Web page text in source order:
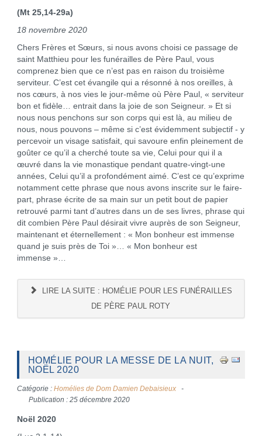
(Mt 25,14-29a)
18 novembre 2020
Chers Frères et Sœurs, si nous avons choisi ce passage de
saint Matthieu pour les funérailles de Père Paul, vous
comprenez bien que ce n’est pas en raison du troisième
serviteur. C’est cet évangile qui a résonné à nos oreilles, à
nos cœurs, à nos vies le jour-même où Père Paul, « serviteur
bon et fidèle… entrait dans la joie de son Seigneur. » Et si
nous nous penchons sur son corps qui est là, au milieu de
nous, nous pouvons – même si c’est évidemment subjectif - y
percevoir un visage satisfait, qui savoure enfin pleinement de
goûter ce qu’il a cherché toute sa vie, Celui pour qui il a
œuvré dans la vie monastique pendant quatre-vingt-une
années, Celui qu’il a profondément aimé. C’est ce qu’exprime
notamment cette phrase que nous avons inscrite sur le faire-
part, phrase écrite de sa main sur un petit bout de papier
retrouvé parmi tant d’autres dans un de ses livres, phrase qui
dit combien Père Paul désirait vivre auprès de son Seigneur,
maintenant et éternellement : « Mon bonheur est immense
quand je suis près de Toi »… « Mon bonheur est
immense »…
LIRE LA SUITE : HOMÉLIE POUR LES FUNÉRAILLES
DE PÈRE PAUL ROTY
HOMÉLIE POUR LA MESSE DE LA NUIT,
NOËL 2020
Catégorie : Homélies de Dom Damien Debaisieux
Publication : 25 décembre 2020
Noël 2020